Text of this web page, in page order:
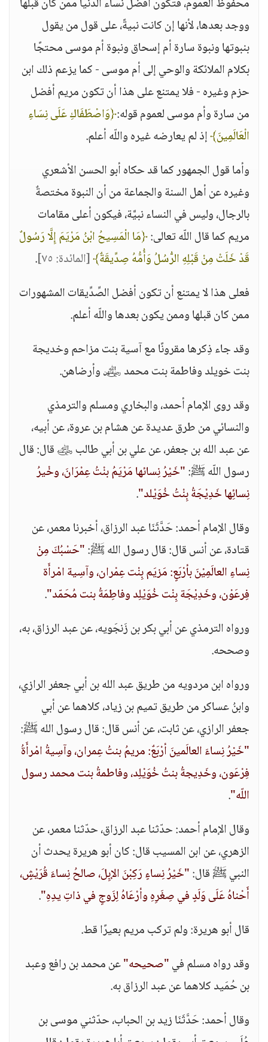
محفوظ العموم، فتكون أفضل نساء الدنيا ممن كان قبلها
ووجد بعدها، لأنها إن كانت نبيةً، على قول من يقول
بنبوتها ونبوة سارة أم إسحاق ونبوة أم موسى محتجًا
بكلام الملائكة والوحي إلى أم موسى - كما يزعم ذلك ابن
حزم وغيره - فلا يمتنع على هذا أن تكون مريم أفضل
من سارة وأم موسى لعموم قوله:﴿وَاصْطَفَاكِ عَلَى نِسَاءِ
الْعَالَمِينَ﴾إذ لم يعارضه غيره واللّه أعلم.
وأما قول الجمهور كما قد حكاه أبو الحسن الأشعري
وغيره عن أهل السنة والجماعة من أن النبوة مختصةٌ
بالرجال، وليس في النساء نبيَّة، فيكون أعلى مقامات
مريم كما قال اللّه تعالى:﴿مَا الْمَسِيحُ ابْنُ مَرْيَمَ إِلَّا رَسُولٌ
قَدْ خَلَتْ مِنْ قَبْلِهِ الرُّسُلُ وَأُمُّهُ صِدِّيقَةٌ﴾[المائدة: ٧٥]
.
فعلى هذا لا يمتنع أن تكون أفضل الصِّدِّيقات المشهورات
ممن كان قبلها وممن يكون بعدها واللّه أعلم.
وقد جاء ذِكرها مقرونًا مع آسية بنت مزاحم وخديجة
بنت خويلد وفاطمة بنت محمد ﵅ وأرضاهن.
وقد روى الإمام أحمد، والبخاري ومسلم والترمذي
والنسائي من طرق عديدة عن هشام بن عروة، عن أبيه،
عن عبد الله بن جعفر، عن علي بن أبي طالب ﵁ قال: قال
رسول اللّه ﷺ:"خَيْرُ نِسائها مَرْيَمُ بنْتُ عِمْرَانَ، وخْيرُ
نِسائِها خَدِيْجَةُ بِنْتُ خُوَيْلد".
وقال الإمام أحمد: حَدَّثَنَا عبد الرزاق، أخبرنا معمر، عن
قتادة، عن أنس قال: قال رسول الله ﷺ:"حَسْبُكَ مِنْ
نِساءِ العالَمِيْنَ بأرْبَعٍ: مَزيَم بِنْت عِمْران، وآسِية امْرأَة
فِرعَوْن، وخَدِيْجَة بِنْت خُوَيْلِد وفاطِمَةُ بنت مُحَمّد".
ورواه الترمذي عن أبي بكر بن زَنجَويه، عن عبد الرزاق، به،
وصححه.
ورواه ابن مردويه من طريق عبد الله بن أبي جعفر الرازي،
وابنُ عساكر من طريق تميم بن زياد، كلاهما عن أبي
جعفر الرازي، عن ثابت، عن أنس قال: قال رسول الله ﷺ:
"خَيْرُ نِساءَ العالَمينَ أرْبَعٌ: مريمُ بنتُ عِمران، وآسِيةُ امْرأَةُ
فِرْعَون، وخَدِيجةُ بنتُ خُوَيْلِد، وفاطمةُ بنت محمد رسول
اللّه".
وقال الإمام أحمد: حدّثنا عبد الرزاق، حدّثنا معمر، عن
الزهري، عن ابن المسيب قال: كان أبو هريرة يحدث أن
النبي ﷺ قال:"خَيْرُ نِساءٍ رَكِبْنَ الإبِلَ، صالحُ نِساءَ قُرَيْشٍ،
أَحْناهُ عَلَى وَلَدٍ في صِغَرِهِ وأرْعَاهُ لِزَوجٍ في ذاتِ يدِهِ".
قال أبو هريرة: ولم تركب مريم بعيرًا قط.
وقد رواه مسلم في"صحيحه"عن محمد بن رافع وعبد
بن حُمَيد كلاهما عن عبد الرزاق به.
وقال أحمد: حَدَّثَنَا زيد بن الحباب، حدّثني موسى بن